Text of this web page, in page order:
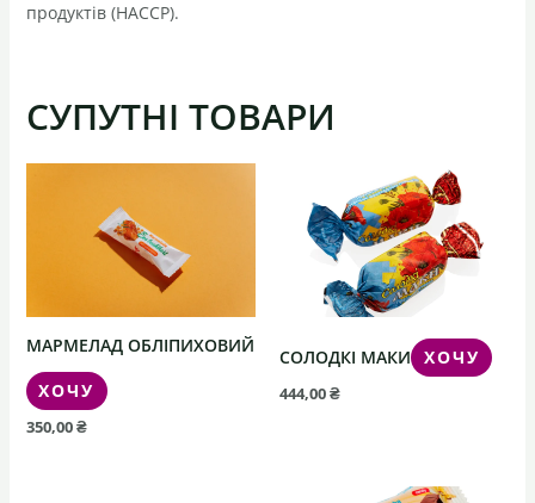
продуктів (НАССР).
СУПУТНІ ТОВАРИ
МАРМЕЛАД ОБЛІПИХОВИЙ
ХОЧУ
350,00₴
СОЛОДКІ МАКИ ХОЧУ
444,00₴